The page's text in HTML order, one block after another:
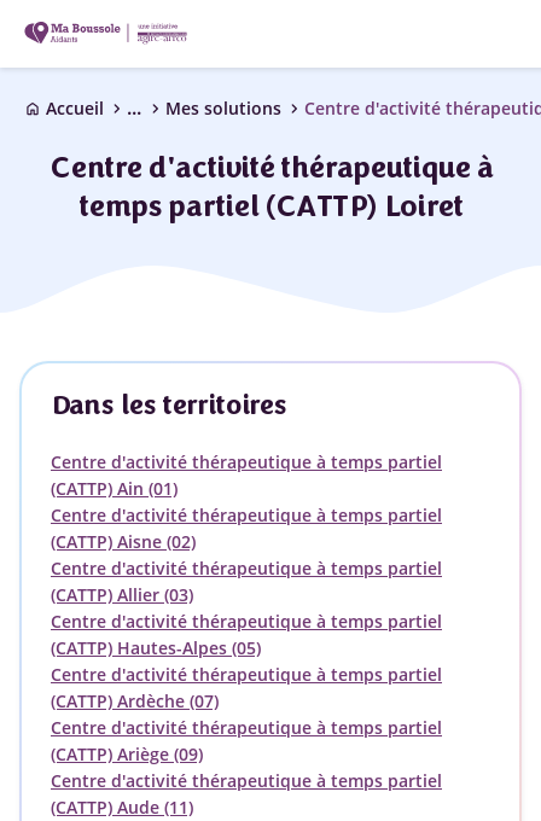
home Accueil chevron_right ... chevron_right Mes solutions chevron_right
Centre d'activité thérapeutique à
temps partiel (CATTP) Loiret
Dans les territoires
Centre d'activité thérapeutique à temps partiel
(CATTP) Ain (01)
Centre d'activité thérapeutique à temps partiel
(CATTP) Aisne (02)
Centre d'activité thérapeutique à temps partiel
(CATTP) Allier (03)
Centre d'activité thérapeutique à temps partiel
(CATTP) Hautes-Alpes (05)
Centre d'activité thérapeutique à temps partiel
(CATTP) Ardèche (07)
Centre d'activité thérapeutique à temps partiel
(CATTP) Ariège (09)
Centre d'activité thérapeutique à temps partiel
(CATTP) Aude (11)